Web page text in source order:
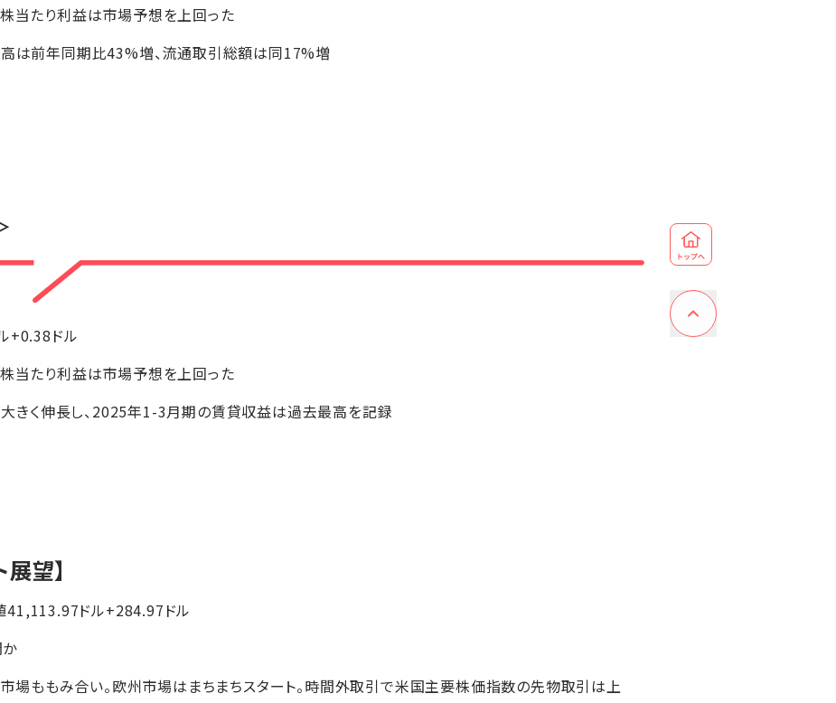
当たり利益は市場予想を上回った
は前年同期比43%増、流通取引総額は同17%増
+0.38ドル
当たり利益は市場予想を上回った
きく伸長し、2025年1-3月期の賃貸収益は過去最高を記録
望】
ドル+284.97ドル
場ももみ合い。欧州市場はまちまちスタート。時間外取引で米国主要株価指数の先物取引は上